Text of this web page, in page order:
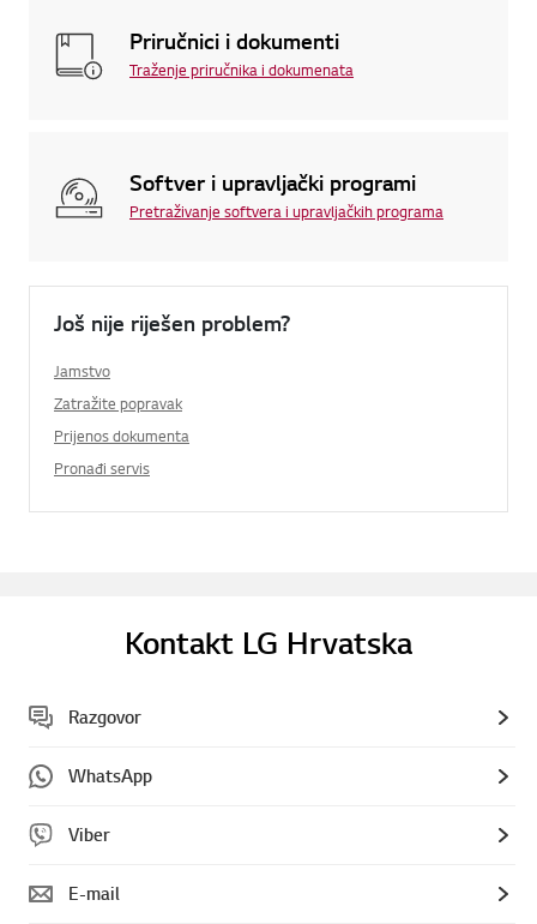
Priručnici i dokumenti
Traženje priručnika i dokumenata
Softver i upravljački programi
Pretraživanje softvera i upravljačkih programa
Još nije riješen problem?
Jamstvo
Zatražite popravak
Prijenos dokumenta
Pronađi servis
Kontakt LG Hrvatska
Razgovor
WhatsApp
Viber
E-mail